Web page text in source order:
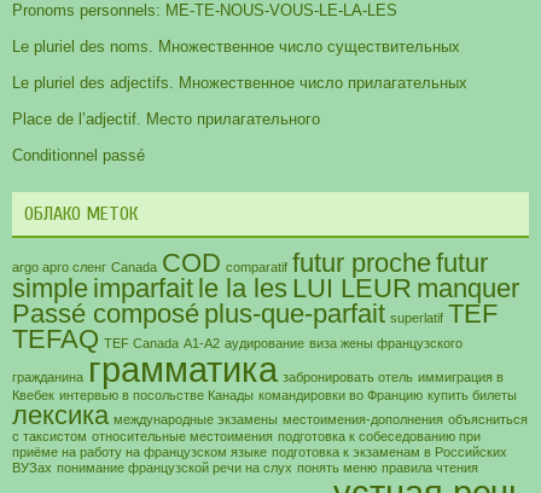
Pronoms personnels: ME-TE-NOUS-VOUS-LE-LA-LES
Le pluriel des noms. Множественное число существительных
Le pluriel des adjectifs. Множественное число прилагательных
Place de l’adjectif. Место прилагательного
Conditionnel passé
ОБЛАКО МЕТОК
argo арго сленг Canada COD comparatif futur prochefutur
simple imparfait le la les LUI LEUR manquer
Passé composé plus-que-parfait superlatif TEF
TEFAQ TEF Canada А1-А2 аудирование виза жены французского
гражданина грамматика забронировать отель иммиграция в
Квебек интервью в посольстве Канады командировки во Францию купить билеты
лексика международные экзамены местоимения-дополнения объясниться
с таксистом относительные местоимения подготовка к собеседованию при
приёме на работу на французском языке подготовка к экзаменам в Российских
ВУЗах понимание французской речи на слух понять меню правила чтения